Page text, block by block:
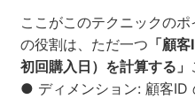
ここがこのテクニックの
の役割は、ただ一つ 「顧
初回購入日）を計算する」
● ディメンション: 顧客ID